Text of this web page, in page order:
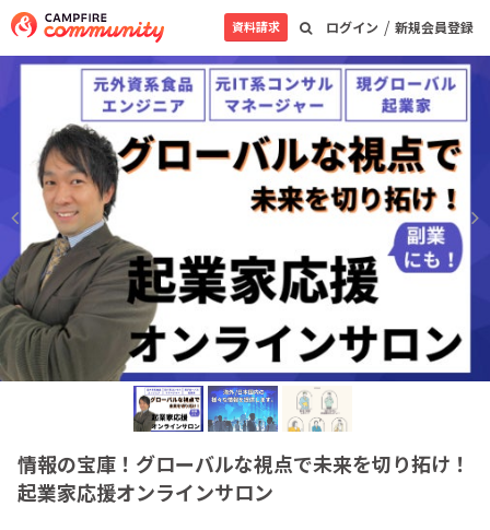
ログイン / 新規会員登録
資料請求
情報の宝庫！グローバルな視点で未来を切り拓け！
起業家応援オンラインサロン